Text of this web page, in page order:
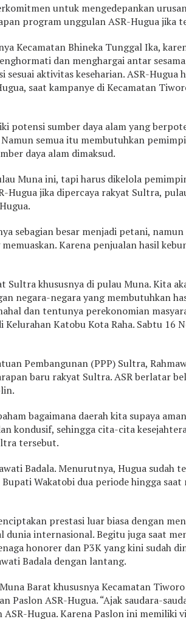
untuk mengedepankan
program unggulan ASR-Hugua jika
Kecamatan Bhineka Tunggal Ika,
dan menghargai antar
aktivitas keseharian. ASR-Hugua
saat kampanye di Kecamatan
potensi sumber daya alam yang
semua itu membutuhkan
daya alam dimaksud.
Muna ini, tapi harus dikelola
Hugua jika dipercaya rakyat Sultra,
sebagian besar menjadi petani,
Karena penjualan hasil
Sultra khususnya di pulau Muna. Kita
negara-negara yang membutuhkan
dan tentunya perekonomian
Katobu Kota Raha. Sabtu 16
Pembangunan (PPP) Sultra,
baru rakyat Sultra. ASR berlatar
bagaimana daerah kita supaya
kondusif, sehingga cita-cita
tersebut.
Badala. Menurutnya, Hugua sudah
Wakatobi dua periode hingga saat
prestasi luar biasa dengan
dunia internasional. Begitu juga saat
honorer dan P3K yang kini sudah
Badala dengan lantang.
Barat khususnya Kecamatan
Paslon ASR-Hugua. “Ajak saudara-
Hugua. Karena Paslon ini memiliki